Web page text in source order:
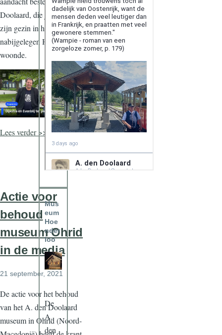
Doolaard, die jarenlang met
zijn gezin in het
nabijgelegen Hoenderloo
woonde.
Lees verder >>>
Actie voor
behoud
museum Ohrid
in de media
21 september, 2021
De actie voor het behoud
van het A. den Doolaard
museum in Ohrid (Noord-
Mus
eum
Hoe
nder
loo
De
A.
den